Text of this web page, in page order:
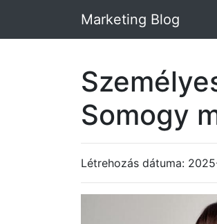
Marketing Blog
Somogy
Létrehozás dátuma: